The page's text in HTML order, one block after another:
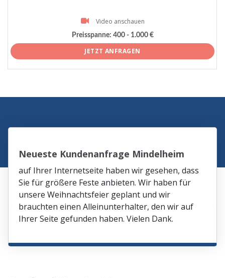
Video anschauen
Preisspanne: 400 - 1.000 €
JETZT ANFRAGEN
Neueste Kundenanfrage Mindelheim
auf Ihrer Internetseite haben wir gesehen, dass
Sie für größere Feste anbieten. Wir haben für
unsere Weihnachtsfeier geplant und wir
brauchten einen Alleinunterhalter, den wir auf
Ihrer Seite gefunden haben. Vielen Dank.